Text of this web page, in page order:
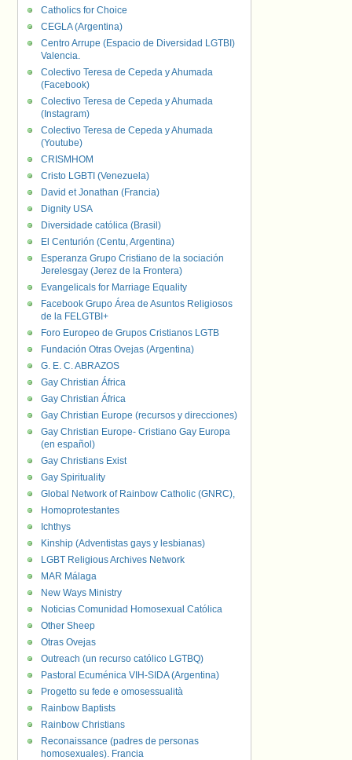
Catholics for Choice
CEGLA (Argentina)
Centro Arrupe (Espacio de Diversidad LGTBI)
Valencia.
Colectivo Teresa de Cepeda y Ahumada
(Facebook)
Colectivo Teresa de Cepeda y Ahumada
(Instagram)
Colectivo Teresa de Cepeda y Ahumada
(Youtube)
CRISMHOM
Cristo LGBTI (Venezuela)
David et Jonathan (Francia)
Dignity USA
Diversidade católica (Brasil)
El Centurión (Centu, Argentina)
Esperanza Grupo Cristiano de la sociación
Jerelesgay (Jerez de la Frontera)
Evangelicals for Marriage Equality
Facebook Grupo Área de Asuntos Religiosos
de la FELGTBI+
Foro Europeo de Grupos Cristianos LGTB
Fundación Otras Ovejas (Argentina)
G. E. C. ABRAZOS
Gay Christian África
Gay Christian África
Gay Christian Europe (recursos y direcciones)
Gay Christian Europe- Cristiano Gay Europa
(en español)
Gay Christians Exist
Gay Spirituality
Global Network of Rainbow Catholic (GNRC),
Homoprotestantes
Ichthys
Kinship (Adventistas gays y lesbianas)
LGBT Religious Archives Network
MAR Málaga
New Ways Ministry
Noticias Comunidad Homosexual Católica
Other Sheep
Otras Ovejas
Outreach (un recurso católico LGTBQ)
Pastoral Ecuménica VIH-SIDA (Argentina)
Progetto su fede e omosessualità
Rainbow Baptists
Rainbow Christians
Reconaissance (padres de personas
homosexuales). Francia